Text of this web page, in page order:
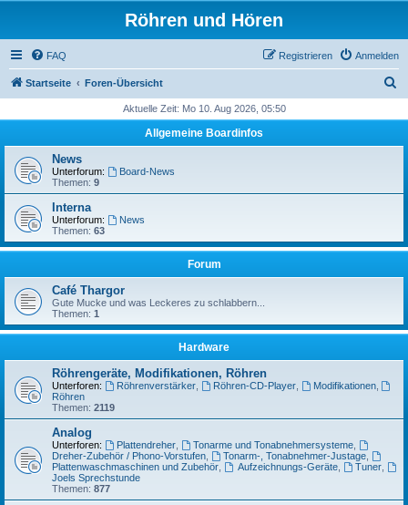
Röhren und Hören
FAQ Anmelden
Registrieren
Startseite Foren-Übersicht
h
Aktuelle Zeit: Mo 10. Aug 2026, 05:50
Allgemeine Boardinfos
News
Unterforum:
Board-News
Themen: 9
Interna
Unterforum:
News
Themen: 63
Forum
Café Thargor
Gute Mucke und was Leckeres zu schlabbern...
Themen: 1
Hardware
Röhrengeräte, Modifikationen, Röhren
Unterforen: Röhrenverstärker, Röhren-CD-Player, Modifikationen,
Röhren
Themen: 2119
Analog
Unterforen: Plattendreher, Tonarme und Tonabnehmersysteme,
Dreher-Zubehör / Phono-Vorstufen
Tonarm-, Tonabnehmer-Justage,
Plattenwaschmaschinen und Zubehör
Aufzeichnungs-Geräte, Tuner,
Joels Sprechstunde
Themen: 877